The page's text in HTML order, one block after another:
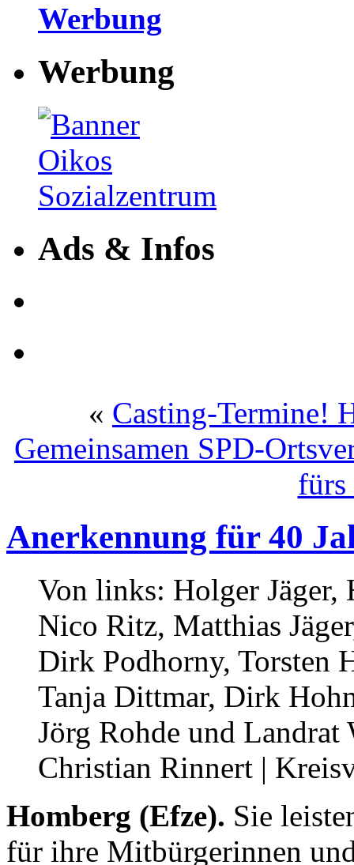
Werbung
Werbung
Ads & Infos
« Casting-Termine!
Gemeinsamen SPD-
fürs
Anerkennung für 40
Von links: Holger Jäger,
Nico Ritz, Matthias
Dirk Podhorny, Torsten
Tanja Dittmar, Dirk
Jörg Rohde und
Christian Rinnert |
Homberg (Efze). Sie
für ihre Mitbürgerinnen